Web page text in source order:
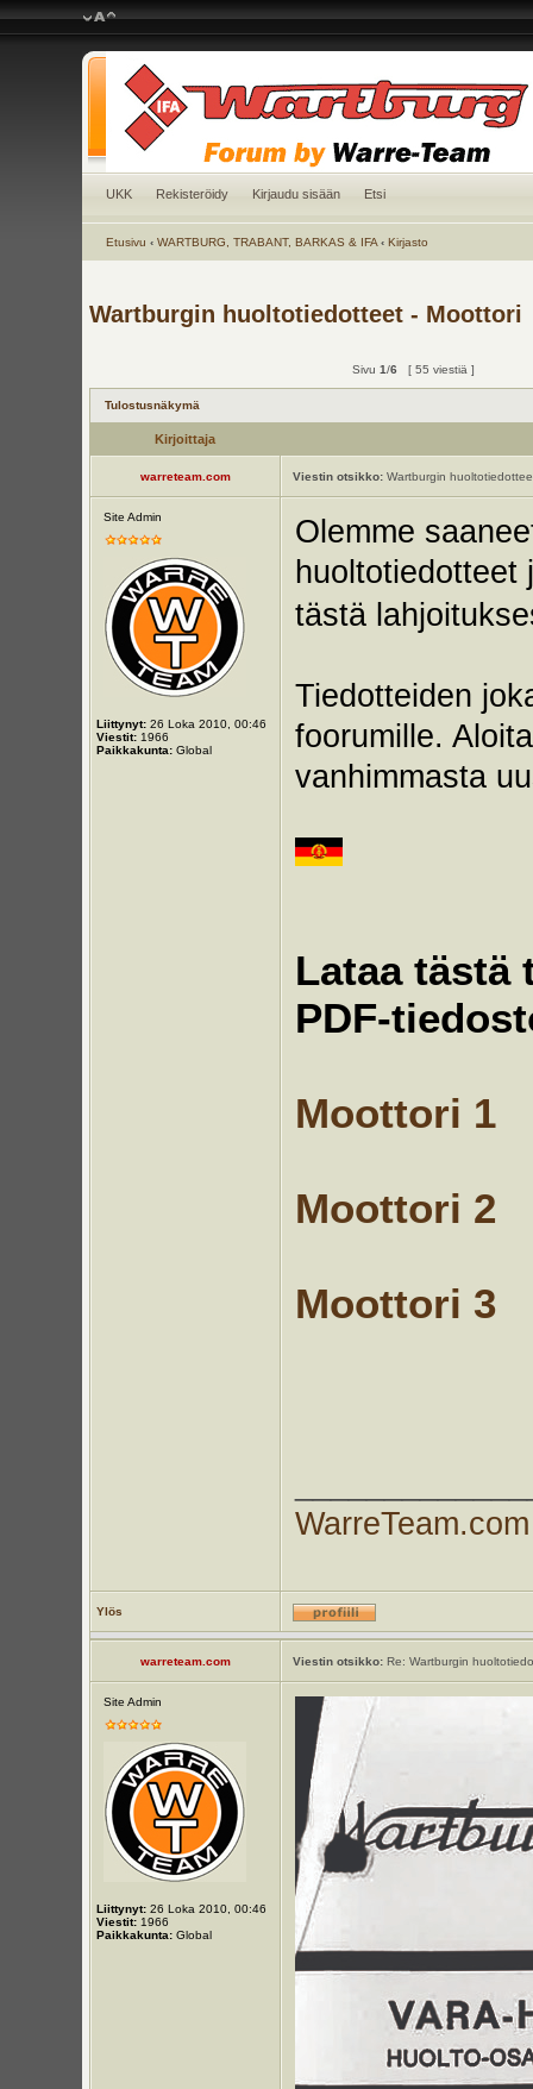
UKK Rekisteröidy Kirjaudu sisään Etsi
Etusivu ‹ WARTBURG, TRABANT, BARKAS & IFA ‹ Kirjasto
Wartburgin huoltotiedotteet - Moottori
Sivu 1/6 [ 55 viestiä ]
Tulostusnäkymä
Kirjoittaja
warreteam.com Viestin otsikko:Wartburgin
Site Admin
Liittynyt:26 Loka 2010, 00:46
Viestit:1966
Paikkakunta:Global
Olemme
huoltotiedotteet
tästä
Tiedotteiden
foorumille.
vanhimmasta
Lataa tästä
PDF-
Moottori 1
Moottori 2
Moottori 3
WarreTeam.com
Ylös
warreteam.com Viestin otsikko:Re: Wartburgin
Site Admin
Liittynyt:26 Loka 2010, 00:46
Viestit:1966
Paikkakunta:Global